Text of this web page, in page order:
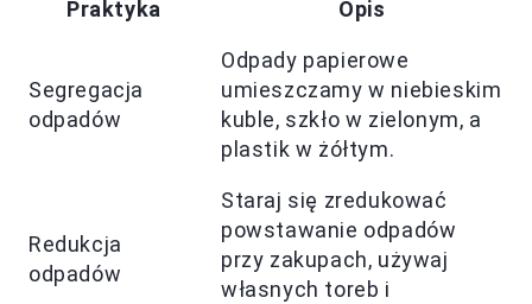
Praktyka Opis
Segregacja
odpadów
Odpady papierowe
umieszczamy w niebieskim
kuble, szkło w zielonym, a
plastik w żółtym.
Redukcja
odpadów
Staraj się zredukować
powstawanie odpadów
przy zakupach, używaj
własnych toreb i